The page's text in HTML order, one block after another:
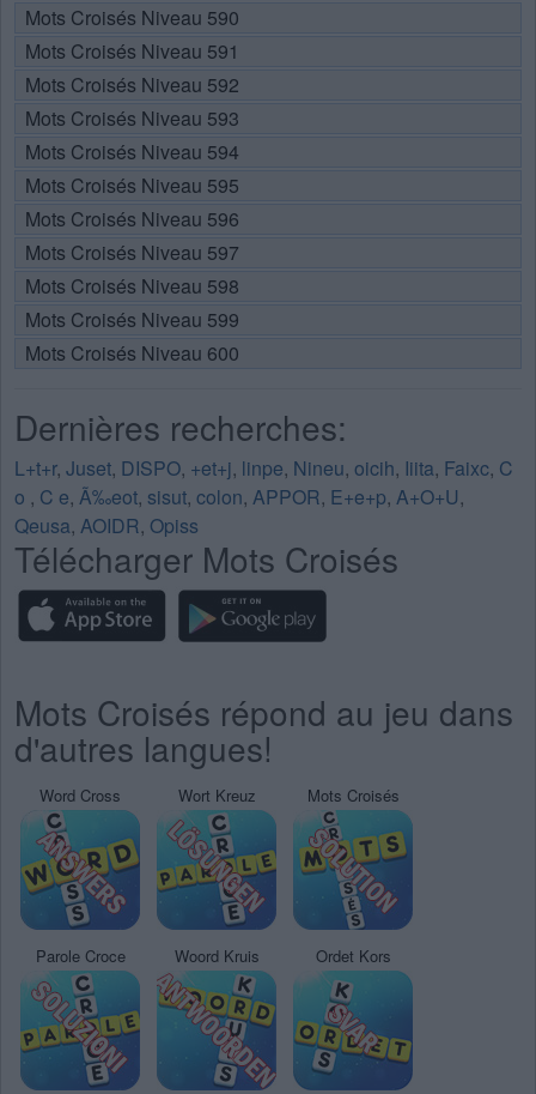
Mots Croisés Niveau 590
Mots Croisés Niveau 591
Mots Croisés Niveau 592
Mots Croisés Niveau 593
Mots Croisés Niveau 594
Mots Croisés Niveau 595
Mots Croisés Niveau 596
Mots Croisés Niveau 597
Mots Croisés Niveau 598
Mots Croisés Niveau 599
Mots Croisés Niveau 600
Dernières recherches:
L+t+r, Juset, DISPO, +et+j, linpe, Nineu, oicih, Iiita, Faixc, C
o , C e, Ã‰eot, sisut, colon, APPOR, E+e+p, A+O+U,
Qeusa, AOIDR, Opiss
Télécharger Mots Croisés
Mots Croisés répond au jeu dans
d'autres langues!
Word Cross Wort Kreuz Mots Croisés
Parole Croce Woord Kruis Ordet Kors